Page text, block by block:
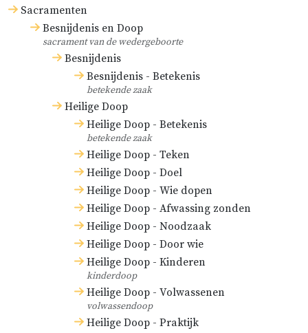
Sacramenten
Besnijdenis en Doop
sacrament van de wedergeboorte
Besnijdenis
Besnijdenis - Betekenis
betekende zaak
Heilige Doop
Heilige Doop - Betekenis
betekende zaak
Heilige Doop - Teken
Heilige Doop - Doel
Heilige Doop - Wie dopen
Heilige Doop - Afwassing zonden
Heilige Doop - Noodzaak
Heilige Doop - Door wie
Heilige Doop - Kinderen
kinderdoop
Heilige Doop - Volwassenen
volwassendoop
Heilige Doop - Praktijk